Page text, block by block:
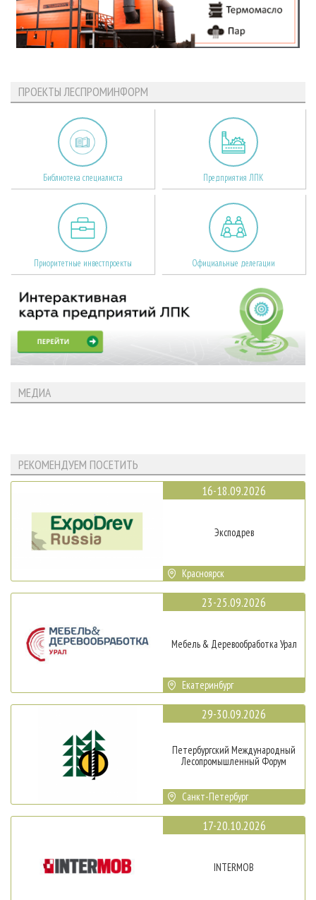
ПРОЕКТЫ ЛЕСПРОМИНФОРМ
Библиотека специалиста Предприятия ЛПК
Приоритетные инвестпроекты Официальные делегации
МЕДИА
РЕКОМЕНДУЕМ ПОСЕТИТЬ
16-18.09.2026
Эксподрев
Красноярск
23-25.09.2026
Мебель & Деревообработка Урал
Екатеринбург
29-30.09.2026
Петербургский Международный
Лесопромышленный Форум
Санкт-Петербург
17-20.10.2026
INTERMOB